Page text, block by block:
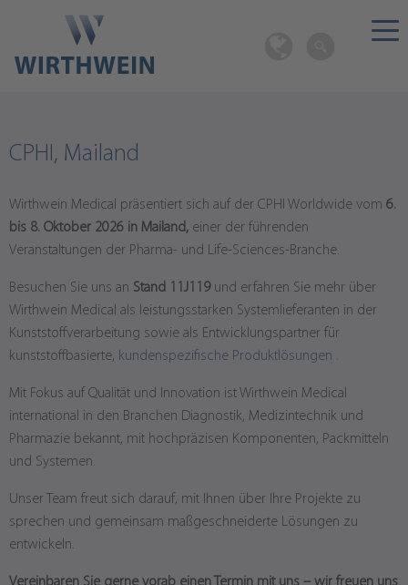
CPHI, Mailand
Wirthwein Medical präsentiert sich auf der CPHI Worldwide vom 6.
bis 8. Oktober 2026 in Mailand, einer der führenden
Veranstaltungen der Pharma- und Life-Sciences-Branche.
Besuchen Sie uns an Stand 11J119 und erfahren Sie mehr über
Wirthwein Medical als leistungsstarken Systemlieferanten in der
Kunststoffverarbeitung sowie als Entwicklungspartner für
kunststoffbasierte, kundenspezifische Produktlösungen .
Mit Fokus auf Qualität und Innovation ist Wirthwein Medical
international in den Branchen Diagnostik, Medizintechnik und
Pharmazie bekannt, mit hochpräzisen Komponenten, Packmitteln
und Systemen.
Unser Team freut sich darauf, mit Ihnen über Ihre Projekte zu
sprechen und gemeinsam maßgeschneiderte Lösungen zu
entwickeln.